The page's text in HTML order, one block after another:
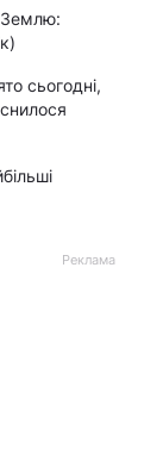
Землю:
сьогодні,
Реклама